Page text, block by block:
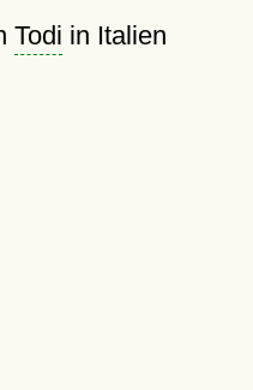
Todi in Italien